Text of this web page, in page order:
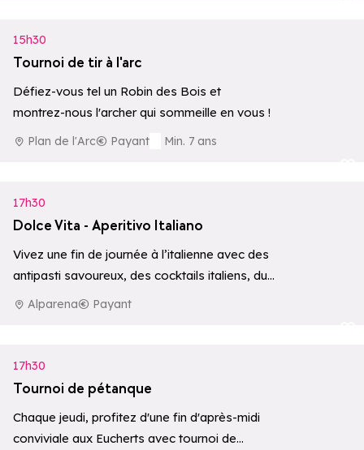
15h30
Tournoi de tir à l'arc
Défiez-vous tel un Robin des Bois et
montrez-nous l'archer qui sommeille en vous !
Plan de l'Arc Payant
Min. 7 ans
17h30
Dolce Vita - Aperitivo Italiano
Vivez une fin de journée à l’italienne avec des
antipasti savoureux, des cocktails italiens, du
vin ou du Prosecco, le…
Alparena
Payant
17h30
Tournoi de pétanque
Chaque jeudi, profitez d'une fin d'après-midi
conviviale aux Eucherts avec tournoi de